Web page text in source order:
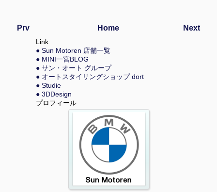
Prv Next
Home
Link
● Sun Motoren 店舗一覧
● MINI一宮BLOG
● サン・オート グループ
● オートスタイリングショップ dort
● Studie
● 3DDesign
プロフィール